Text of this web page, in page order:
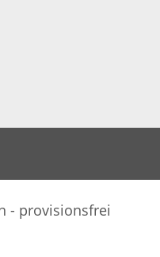
- provisionsfrei